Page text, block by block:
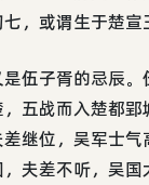
，或谓生于楚宣
伍子胥的忌辰
五战而入楚都
继位，吴军士
夫差不听，吴